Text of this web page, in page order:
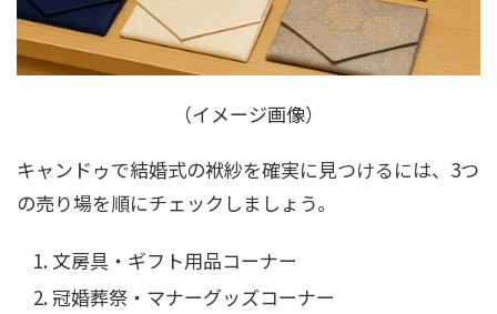
（イメージ画像）
キャンドゥで結婚式の袱紗を確実に見つけるには、3つ
の売り場を順にチェックしましょう。
文房具・ギフト用品コーナー
冠婚葬祭・マナーグッズコーナー